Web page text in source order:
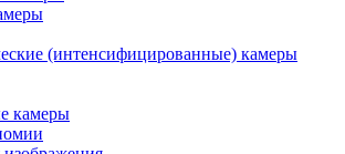
(интенсифицированные) камеры
камеры